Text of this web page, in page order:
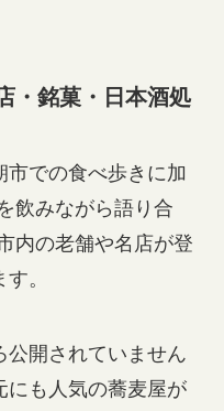
・銘菓・日本酒処
での食べ歩きに加
飲みながら語り合
内の老舗や名店が登
。
公開されていません
にも人気の蕎麦屋が